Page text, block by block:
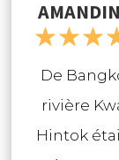
☆☆☆
De
rivière
Hintok